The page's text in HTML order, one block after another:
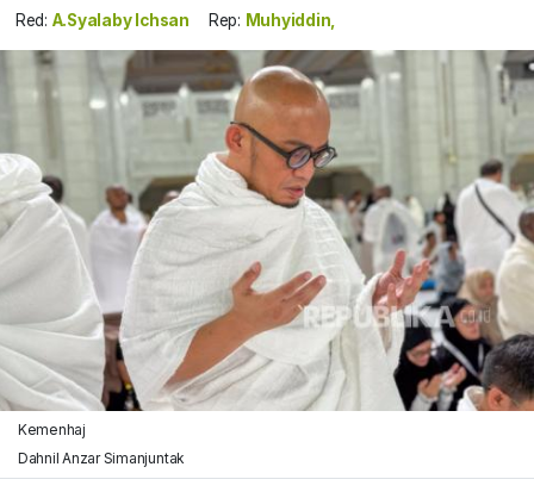
Red: A.Syalaby Ichsan Rep: Muhyiddin,
Kemenhaj
Dahnil Anzar Simanjuntak